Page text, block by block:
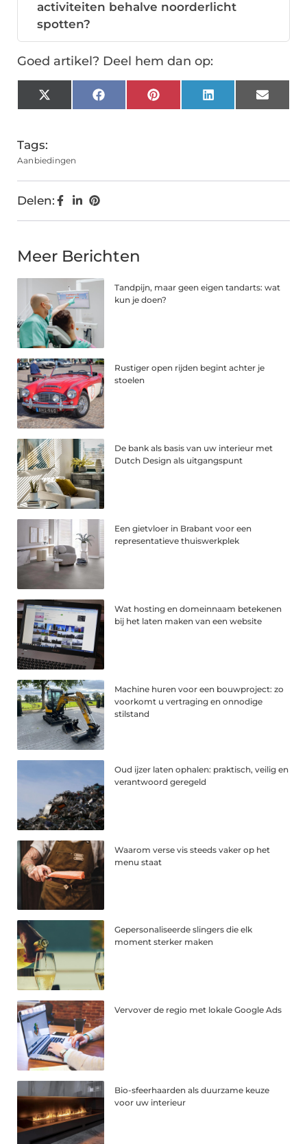
activiteiten behalve noorderlicht
spotten?
Goed artikel? Deel hem dan op:
X
(Twitter)
FacebookPinterestLinkedInEmail
Tags:
Aanbiedingen
Delen:
Meer Berichten
Tandpijn, maar geen eigen tandarts: wat
kun je doen?
Rustiger open rijden begint achter je
stoelen
De bank als basis van uw interieur met
Dutch Design als uitgangspunt
Een gietvloer in Brabant voor een
representatieve thuiswerkplek
Wat hosting en domeinnaam betekenen
bij het laten maken van een website
Machine huren voor een bouwproject: zo
voorkomt u vertraging en onnodige
stilstand
Oud ijzer laten ophalen: praktisch, veilig en
verantwoord geregeld
Waarom verse vis steeds vaker op het
menu staat
Gepersonaliseerde slingers die elk
moment sterker maken
Vervover de regio met lokale Google Ads
Bio-sfeerhaarden als duurzame keuze
voor uw interieur